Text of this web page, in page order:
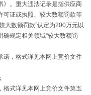
》。重大违法记录是指供应商
可证或执照、较大数额罚款等
大数额罚款”认定为200万元以
规定相关领域“较大数额罚
，格式详见本网上竞价文件
式详见本网上竞价文件第五